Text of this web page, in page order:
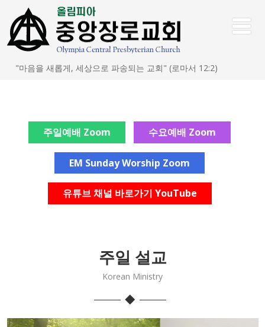
"마음을 새롭게, 세상으로 파송되는 교회" (로마서 12:2)
주일예배 Zoom 수요예배 Zoom
EM Sunday Worship Zoom
유튜브 채널 바로가기 YouTube
주일 설교
Korean Ministry